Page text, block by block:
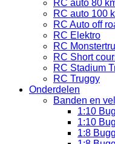
RC auto 80
RC auto 100
RC Auto off
RC Elektro
RC
RC Short
RC Stadium
RC Truggy
Onderdelen
Banden en
1:10
1:10
1:8